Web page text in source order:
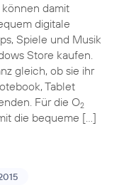
damit
digitale
Spiele und Musik
Store kaufen.
gleich, ob sie ihr
Tablet
Für die O2
die bequeme […]